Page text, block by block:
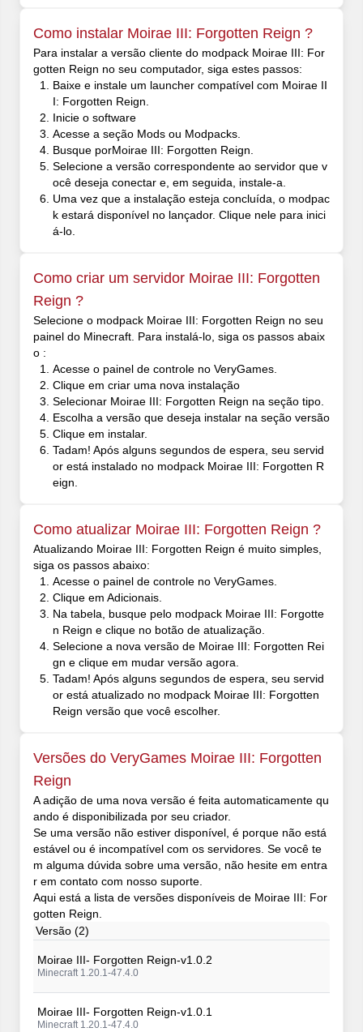
Como instalar Moirae III: Forgotten Reign ?
Para instalar a versão cliente do modpack Moirae III: For
gotten Reign no seu computador, siga estes passos:
Baixe e instale um launcher compatível com Moirae II
I: Forgotten Reign.
Inicie o software
Acesse a seção Mods ou Modpacks.
Busque porMoirae III: Forgotten Reign.
Selecione a versão correspondente ao servidor que v
ocê deseja conectar e, em seguida, instale-a.
Uma vez que a instalação esteja concluída, o modpac
k estará disponível no lançador. Clique nele para inici
á-lo.
Como criar um servidor Moirae III: Forgotten
Reign ?
Selecione o modpack Moirae III: Forgotten Reign no seu
painel do Minecraft. Para instalá-lo, siga os passos abaix
o :
Acesse o painel de controle no VeryGames.
Clique em criar uma nova instalação
Selecionar Moirae III: Forgotten Reign na seção tipo.
Escolha a versão que deseja instalar na seção versão
Clique em instalar.
Tadam! Após alguns segundos de espera, seu servid
or está instalado no modpack Moirae III: Forgotten R
eign.
Como atualizar Moirae III: Forgotten Reign ?
Atualizando Moirae III: Forgotten Reign é muito simples,
siga os passos abaixo:
Acesse o painel de controle no VeryGames.
Clique em Adicionais.
Na tabela, busque pelo modpack Moirae III: Forgotte
n Reign e clique no botão de atualização.
Selecione a nova versão de Moirae III: Forgotten Rei
gn e clique em mudar versão agora.
Tadam! Após alguns segundos de espera, seu servid
or está atualizado no modpack Moirae III: Forgotten
Reign versão que você escolher.
Versões do VeryGames Moirae III: Forgotten
Reign
A adição de uma nova versão é feita automaticamente qu
ando é disponibilizada por seu criador.
Se uma versão não estiver disponível, é porque não está
estável ou é incompatível com os servidores. Se você te
m alguma dúvida sobre uma versão, não hesite em entra
r em contato com nosso suporte.
Aqui está a lista de versões disponíveis de Moirae III: For
gotten Reign.
Versão (2)
Moirae III- Forgotten Reign-v1.0.2
Minecraft 1.20.1-47.4.0
Moirae III- Forgotten Reign-v1.0.1
Minecraft 1.20.1-47.4.0